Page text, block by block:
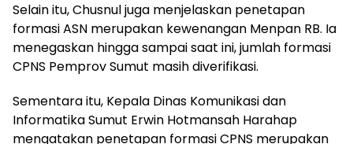
Selain itu, Chusnul juga menjelaskan penetapan
formasi ASN merupakan kewenangan Menpan RB. Ia
menegaskan hingga sampai saat ini, jumlah formasi
CPNS Pemprov Sumut masih diverifikasi.
Sementara itu, Kepala Dinas Komunikasi dan
Informatika Sumut Erwin Hotmansah Harahap
mengatakan penetapan formasi CPNS merupakan